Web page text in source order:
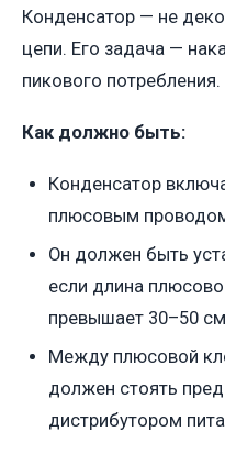
Конденсатор — не
цепи. Его задача —
пикового
Как должно быть:
Конденсатор
плюсовым
Он должен быть
если длина
превышает 30–50
Между плюсовой
должен стоять
дистрибутором